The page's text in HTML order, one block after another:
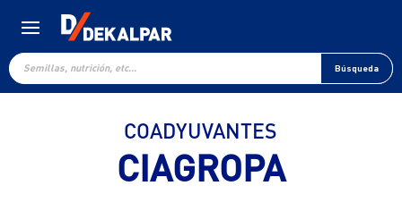
Búsqueda
de
productos
Búsqueda
COADYUVANTES
CIAGROPA